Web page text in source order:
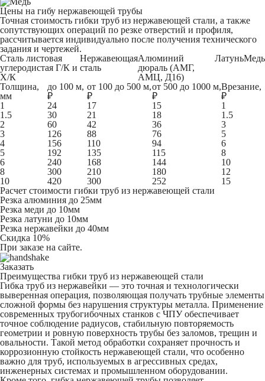
Цены на гибу нержавеющей трубы
Точная стоимость гибки труб из нержавеющей стали, а также
сопутствующих операций по резке отверстий и профиля,
рассчитывается индивидуально после получения технического
задания и чертежей.
Сталь листовая
углеродистая Г/К и
Х/К
Нержавеющая
сталь
Алюминий
дюраль (АМГ,
АМЦ, Д16)
ЛатуньМедь
Толщина,
мм
до 100 м,
₽
от 100 до 500 м,
₽
от 500 до 1000 м,
₽
Врезание,
₽
1
24 17 15
1
1.5
30 21 18
1.5
2
60 42 36
3
3
126 88 76
5
4
156 110 94
6
5
192 135 115
8
6
240 168 144
10
8
300 210 180
12
10
420 300 252
15
Расчет стоимости гибки труб из нержавеющей стали
Резка алюминия до 25мм
Резка меди до 10мм
Резка латуни до 10мм
Резка нержавейки до 40мм
Скидка 10%
При заказе на сайте.
Заказать
Преимущества гибки труб из нержавеющей стали
Гибка труб из нержавейки — это точная и технологически
выверенная операция, позволяющая получать трубные элементы
сложной формы без нарушения структуры металла. Применение
современных трубогибочных станков с ЧПУ обеспечивает
точное соблюдение радиусов, стабильную повторяемость
геометрии и ровную поверхность трубы без заломов, трещин и
овальности. Такой метод обработки сохраняет прочность и
коррозионную стойкость нержавеющей стали, что особенно
важно для труб, используемых в агрессивных средах,
инженерных системах и промышленном оборудовании.